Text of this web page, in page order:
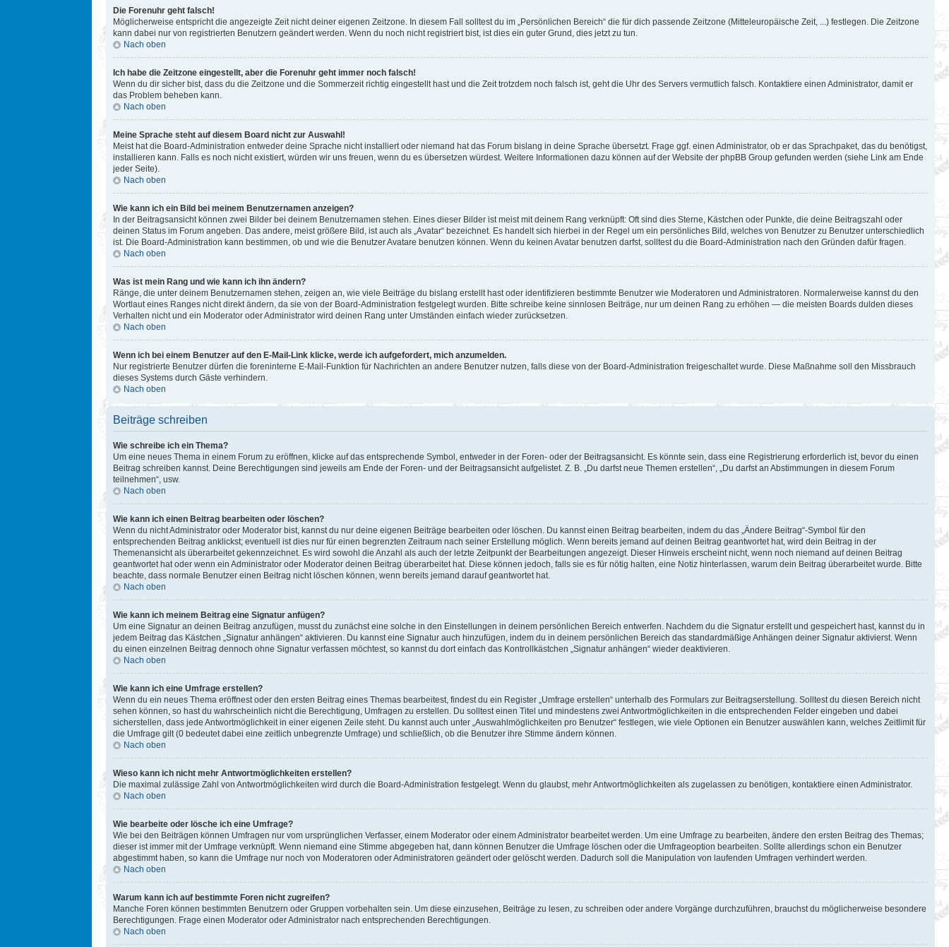
Die Forenuhr geht falsch!
Möglicherweise entspricht die angezeigte Zeit nicht deiner eigenen Zeitzone. In diesem Fall solltest du im „Persönlichen Bereich“ die für dich passende Zeitzone (Mitteleuropäische Zeit, ...) festlegen. Die Zeitzone
kann dabei nur von registrierten Benutzern geändert werden. Wenn du noch nicht registriert bist, ist dies ein guter Grund, dies jetzt zu tun.
Nach oben
Ich habe die Zeitzone eingestellt, aber die Forenuhr geht immer noch falsch!
Wenn du dir sicher bist, dass du die Zeitzone und die Sommerzeit richtig eingestellt hast und die Zeit trotzdem noch falsch ist, geht die Uhr des Servers vermutlich falsch. Kontaktiere einen Administrator, damit er
das Problem beheben kann.
Nach oben
Meine Sprache steht auf diesem Board nicht zur Auswahl!
Meist hat die Board-Administration entweder deine Sprache nicht installiert oder niemand hat das Forum bislang in deine Sprache übersetzt. Frage ggf. einen Administrator, ob er das Sprachpaket, das du benötigst,
installieren kann. Falls es noch nicht existiert, würden wir uns freuen, wenn du es übersetzen würdest. Weitere Informationen dazu können auf der Website der phpBB Group gefunden werden (siehe Link am Ende
jeder Seite).
Nach oben
Wie kann ich ein Bild bei meinem Benutzernamen anzeigen?
In der Beitragsansicht können zwei Bilder bei deinem Benutzernamen stehen. Eines dieser Bilder ist meist mit deinem Rang verknüpft: Oft sind dies Sterne, Kästchen oder Punkte, die deine Beitragszahl oder
deinen Status im Forum angeben. Das andere, meist größere Bild, ist auch als „Avatar“ bezeichnet. Es handelt sich hierbei in der Regel um ein persönliches Bild, welches von Benutzer zu Benutzer unterschiedlich
ist. Die Board-Administration kann bestimmen, ob und wie die Benutzer Avatare benutzen können. Wenn du keinen Avatar benutzen darfst, solltest du die Board-Administration nach den Gründen dafür fragen.
Nach oben
Was ist mein Rang und wie kann ich ihn ändern?
Ränge, die unter deinem Benutzernamen stehen, zeigen an, wie viele Beiträge du bislang erstellt hast oder identifizieren bestimmte Benutzer wie Moderatoren und Administratoren. Normalerweise kannst du den
Wortlaut eines Ranges nicht direkt ändern, da sie von der Board-Administration festgelegt wurden. Bitte schreibe keine sinnlosen Beiträge, nur um deinen Rang zu erhöhen — die meisten Boards dulden dieses
Verhalten nicht und ein Moderator oder Administrator wird deinen Rang unter Umständen einfach wieder zurücksetzen.
Nach oben
Wenn ich bei einem Benutzer auf den E-Mail-Link klicke, werde ich aufgefordert, mich anzumelden.
Nur registrierte Benutzer dürfen die foreninterne E-Mail-Funktion für Nachrichten an andere Benutzer nutzen, falls diese von der Board-Administration freigeschaltet wurde. Diese Maßnahme soll den Missbrauch
dieses Systems durch Gäste verhindern.
Nach oben
Beiträge schreiben
Wie schreibe ich ein Thema?
Um eine neues Thema in einem Forum zu eröffnen, klicke auf das entsprechende Symbol, entweder in der Foren- oder der Beitragsansicht. Es könnte sein, dass eine Registrierung erforderlich ist, bevor du einen
Beitrag schreiben kannst. Deine Berechtigungen sind jeweils am Ende der Foren- und der Beitragsansicht aufgelistet. Z. B. „Du darfst neue Themen erstellen“, „Du darfst an Abstimmungen in diesem Forum
teilnehmen“, usw.
Nach oben
Wie kann ich einen Beitrag bearbeiten oder löschen?
Wenn du nicht Administrator oder Moderator bist, kannst du nur deine eigenen Beiträge bearbeiten oder löschen. Du kannst einen Beitrag bearbeiten, indem du das „Ändere Beitrag“-Symbol für den
entsprechenden Beitrag anklickst; eventuell ist dies nur für einen begrenzten Zeitraum nach seiner Erstellung möglich. Wenn bereits jemand auf deinen Beitrag geantwortet hat, wird dein Beitrag in der
Themenansicht als überarbeitet gekennzeichnet. Es wird sowohl die Anzahl als auch der letzte Zeitpunkt der Bearbeitungen angezeigt. Dieser Hinweis erscheint nicht, wenn noch niemand auf deinen Beitrag
geantwortet hat oder wenn ein Administrator oder Moderator deinen Beitrag überarbeitet hat. Diese können jedoch, falls sie es für nötig halten, eine Notiz hinterlassen, warum dein Beitrag überarbeitet wurde. Bitte
beachte, dass normale Benutzer einen Beitrag nicht löschen können, wenn bereits jemand darauf geantwortet hat.
Nach oben
Wie kann ich meinem Beitrag eine Signatur anfügen?
Um eine Signatur an deinen Beitrag anzufügen, musst du zunächst eine solche in den Einstellungen in deinem persönlichen Bereich entwerfen. Nachdem du die Signatur erstellt und gespeichert hast, kannst du in
jedem Beitrag das Kästchen „Signatur anhängen“ aktivieren. Du kannst eine Signatur auch hinzufügen, indem du in deinem persönlichen Bereich das standardmäßige Anhängen deiner Signatur aktivierst. Wenn
du einen einzelnen Beitrag dennoch ohne Signatur verfassen möchtest, so kannst du dort einfach das Kontrollkästchen „Signatur anhängen“ wieder deaktivieren.
Nach oben
Wie kann ich eine Umfrage erstellen?
Wenn du ein neues Thema eröffnest oder den ersten Beitrag eines Themas bearbeitest, findest du ein Register „Umfrage erstellen“ unterhalb des Formulars zur Beitragserstellung. Solltest du diesen Bereich nicht
sehen können, so hast du wahrscheinlich nicht die Berechtigung, Umfragen zu erstellen. Du solltest einen Titel und mindestens zwei Antwortmöglichkeiten in die entsprechenden Felder eingeben und dabei
sicherstellen, dass jede Antwortmöglichkeit in einer eigenen Zeile steht. Du kannst auch unter „Auswahlmöglichkeiten pro Benutzer“ festlegen, wie viele Optionen ein Benutzer auswählen kann, welches Zeitlimit für
die Umfrage gilt (0 bedeutet dabei eine zeitlich unbegrenzte Umfrage) und schließlich, ob die Benutzer ihre Stimme ändern können.
Nach oben
Wieso kann ich nicht mehr Antwortmöglichkeiten erstellen?
Die maximal zulässige Zahl von Antwortmöglichkeiten wird durch die Board-Administration festgelegt. Wenn du glaubst, mehr Antwortmöglichkeiten als zugelassen zu benötigen, kontaktiere einen Administrator.
Nach oben
Wie bearbeite oder lösche ich eine Umfrage?
Wie bei den Beiträgen können Umfragen nur vom ursprünglichen Verfasser, einem Moderator oder einem Administrator bearbeitet werden. Um eine Umfrage zu bearbeiten, ändere den ersten Beitrag des Themas;
dieser ist immer mit der Umfrage verknüpft. Wenn niemand eine Stimme abgegeben hat, dann können Benutzer die Umfrage löschen oder die Umfrageoption bearbeiten. Sollte allerdings schon ein Benutzer
abgestimmt haben, so kann die Umfrage nur noch von Moderatoren oder Administratoren geändert oder gelöscht werden. Dadurch soll die Manipulation von laufenden Umfragen verhindert werden.
Nach oben
Warum kann ich auf bestimmte Foren nicht zugreifen?
Manche Foren können bestimmten Benutzern oder Gruppen vorbehalten sein. Um diese einzusehen, Beiträge zu lesen, zu schreiben oder andere Vorgänge durchzuführen, brauchst du möglicherweise besondere
Berechtigungen. Frage einen Moderator oder Administrator nach entsprechenden Berechtigungen.
Nach oben